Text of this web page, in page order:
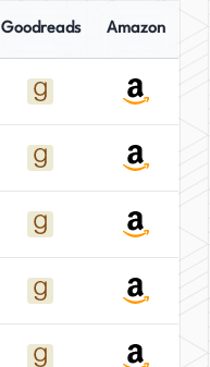
Goodreads Amazon